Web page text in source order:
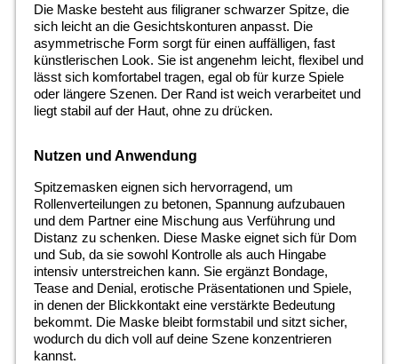
Die Maske besteht aus filigraner schwarzer Spitze, die
sich leicht an die Gesichtskonturen anpasst. Die
asymmetrische Form sorgt für einen auffälligen, fast
künstlerischen Look. Sie ist angenehm leicht, flexibel und
lässt sich komfortabel tragen, egal ob für kurze Spiele
oder längere Szenen. Der Rand ist weich verarbeitet und
liegt stabil auf der Haut, ohne zu drücken.
Nutzen und Anwendung
Spitzemasken eignen sich hervorragend, um
Rollenverteilungen zu betonen, Spannung aufzubauen
und dem Partner eine Mischung aus Verführung und
Distanz zu schenken. Diese Maske eignet sich für Dom
und Sub, da sie sowohl Kontrolle als auch Hingabe
intensiv unterstreichen kann. Sie ergänzt Bondage,
Tease and Denial, erotische Präsentationen und Spiele,
in denen der Blickkontakt eine verstärkte Bedeutung
bekommt. Die Maske bleibt formstabil und sitzt sicher,
wodurch du dich voll auf deine Szene konzentrieren
kannst.